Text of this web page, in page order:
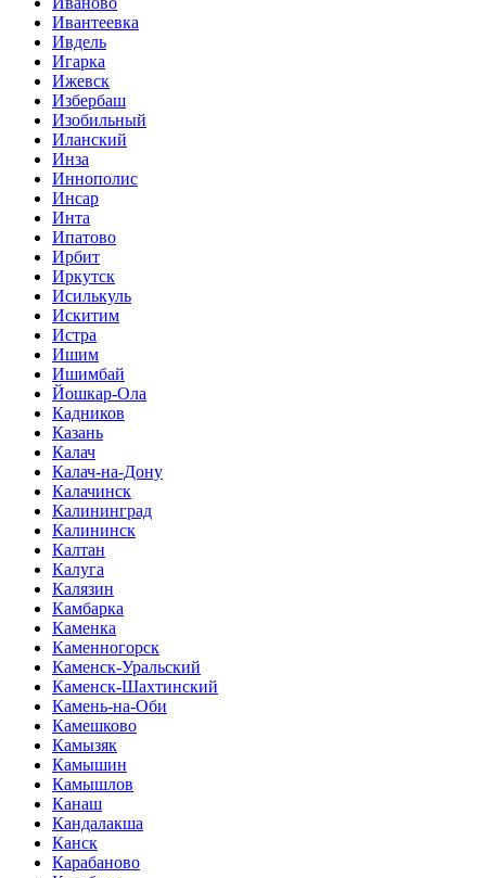
Ивантеевка
Ивдель
Игарка
Ижевск
Избербаш
Изобильный
Иланский
Инза
Иннополис
Инсар
Инта
Ипатово
Ирбит
Иркутск
Исилькуль
Искитим
Истра
Ишим
Ишимбай
Йошкар-Ола
Кадников
Казань
Калач
Калач-на-Дону
Калачинск
Калининград
Калининск
Калтан
Калуга
Калязин
Камбарка
Каменка
Каменногорск
Каменск-Уральский
Каменск-Шахтинский
Камень-на-Оби
Камешково
Камызяк
Камышин
Камышлов
Канаш
Кандалакша
Канск
Карабаново